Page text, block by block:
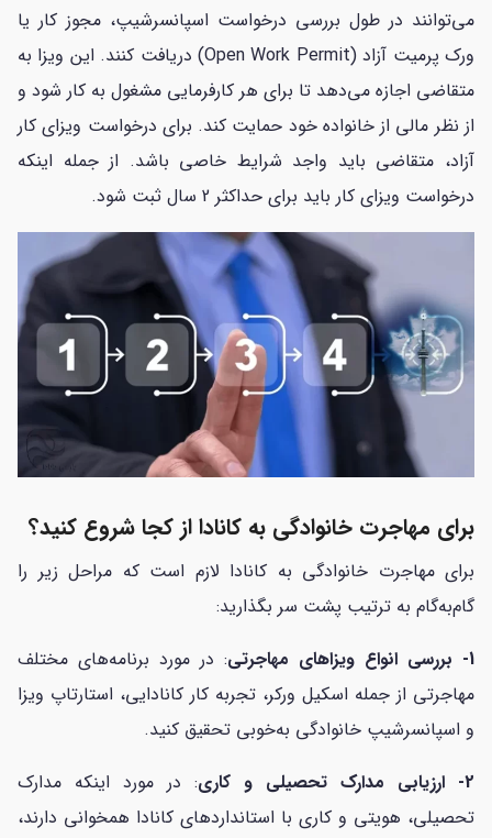
می‌توانند در طول بررسی درخواست اسپانسرشیپ، مجوز کار یا
ورک پرمیت آزاد (Open Work Permit) دریافت کنند. این ویزا به
متقاضی اجازه می‌دهد تا برای هر کارفرمایی مشغول به کار شود و
از نظر مالی از خانواده خود حمایت کند. برای درخواست ویزای کار
آزاد، متقاضی باید واجد شرایط خاصی باشد. از جمله اینکه
درخواست ویزای کار باید برای حداکثر 2 سال ثبت شود.
برای مهاجرت خانوادگی به کانادا از کجا شروع کنید؟
برای مهاجرت خانوادگی به کانادا لازم است که مراحل زیر را
گام‌به‌گام به ترتیب پشت سر بگذارید:
1- بررسی انواع ویزاهای مهاجرتی
: در مورد برنامه‌های مختلف
مهاجرتی از جمله اسکیل ورکر، تجربه کار کانادایی، استارتاپ ویزا
و اسپانسرشیپ خانوادگی به‌خوبی تحقیق کنید.
2- ارزیابی مدارک تحصیلی و کاری
: در مورد اینکه مدارک
تحصیلی، هویتی و کاری با استانداردهای کانادا همخوانی دارند،